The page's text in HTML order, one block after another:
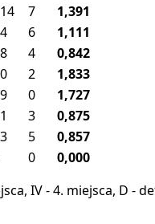
7
1,391
6
1,111
4
0,842
2
1,833
0
1,727
3
0,875
5
0,857
0
0,000
IV - 4. miejsca, D